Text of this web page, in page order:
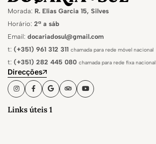
Morada: R. Elias Garcia 15, Silves
Horário: 2ª a sáb
Email: docariadosul@gmail.com
t: (+351) 961 312 311 chamada para rede móvel nacional
t: (+351) 282 445 080 chamada para rede fixa nacional
Direcções
Links úteis 1